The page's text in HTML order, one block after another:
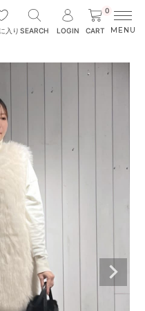
入り SEARCH LOGIN
0
CART